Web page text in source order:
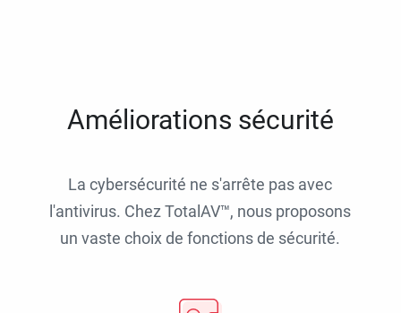
Améliorations sécurité
La cybersécurité ne s'arrête pas avec
l'antivirus. Chez TotalAV™, nous proposons
un vaste choix de fonctions de sécurité.